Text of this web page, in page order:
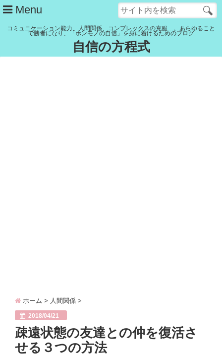
Menu
管理人紹介
コミュニケーション能力、人間関係、コンプレックスの克服…。あらゆること
で勝者になり、「ホンモノの自信」を身に着けるためのブログ
自信の方程式
ホーム > 人間関係 >
2018/04/21
疎遠状態の友達との仲を復活さ
せる３つの方法